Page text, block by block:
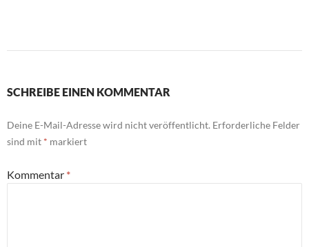
SCHREIBE EINEN KOMMENTAR
Deine E-Mail-Adresse wird nicht veröffentlicht. Erforderliche Felder
sind mit * markiert
Kommentar *